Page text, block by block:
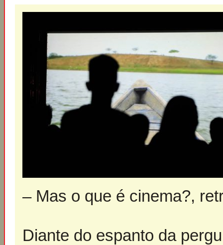
– Mas o que é cinema?,
Diante do espanto da